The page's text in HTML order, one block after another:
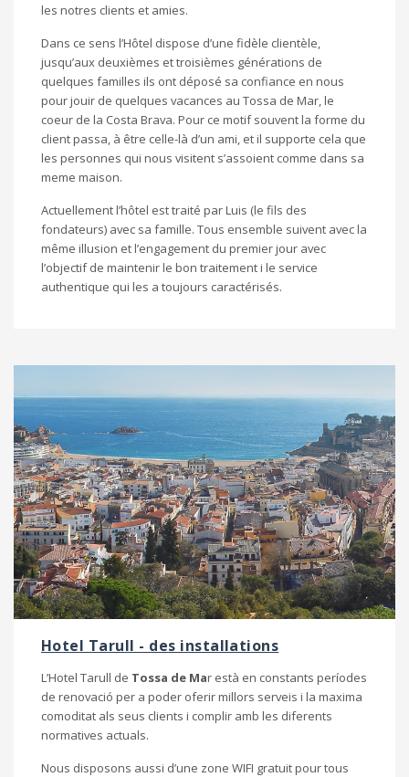
les notres clients et amies.
Dans ce sens l’Hôtel dispose d’une fidèle clientèle,
jusqu’aux deuxièmes et troisièmes générations de
quelques familles ils ont déposé sa confiance en nous
pour jouir de quelques vacances au Tossa de Mar, le
coeur de la Costa Brava. Pour ce motif souvent la forme du
client passa, à être celle-là d’un ami, et il supporte cela que
les personnes qui nous visitent s’assoient comme dans sa
meme maison.
Actuellement l’hôtel est traité par Luis (le fils des
fondateurs) avec sa famille. Tous ensemble suivent avec la
même illusion et l’engagement du premier jour avec
l’objectif de maintenir le bon traitement i le service
authentique qui les a toujours caractérisés.
Hotel Tarull - des installations
L’Hotel Tarull de Tossa de Mar està en constants períodes
de renovació per a poder oferir millors serveis i la maxima
comoditat als seus clients i complir amb les diferents
normatives actuals.
Nous disposons aussi d’une zone WIFI gratuit pour tous